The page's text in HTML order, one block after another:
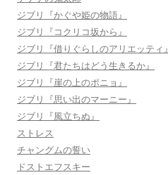
ジブリ『かぐや姫の物語』
ジブリ『コクリコ坂から』
ジブリ『借りぐらしのアリエッティ』
ジブリ『君たちはどう生きるか』
ジブリ『崖の上のポニョ』
ジブリ『思い出のマーニー』
ジブリ『風立ちぬ』
ストレス
チャングムの誓い
ドストエフスキー